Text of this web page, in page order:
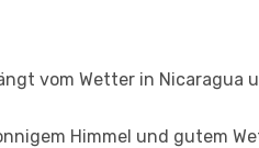
vom Wetter in
Himmel und gutem